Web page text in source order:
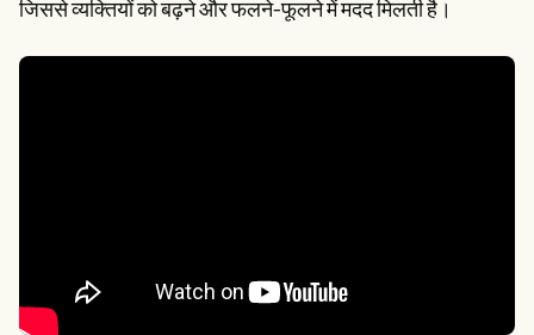
जिससे व्यक्तियों को बढ़ने और फलने-फूलने में मदद मिलती है।